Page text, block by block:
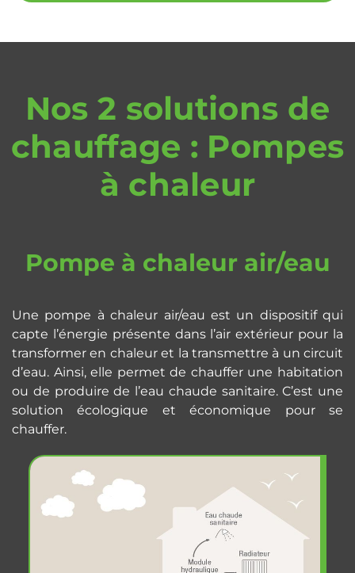
Nos 2 solutions de
chauffage : Pompes
à chaleur
Pompe à chaleur air/eau
Une pompe à chaleur air/eau est un dispositif qui
capte l’énergie présente dans l’air extérieur pour la
transformer en chaleur et la transmettre à un circuit
d’eau. Ainsi, elle permet de chauffer une habitation
ou de produire de l’eau chaude sanitaire. C’est une
solution écologique et économique pour se
chauffer.